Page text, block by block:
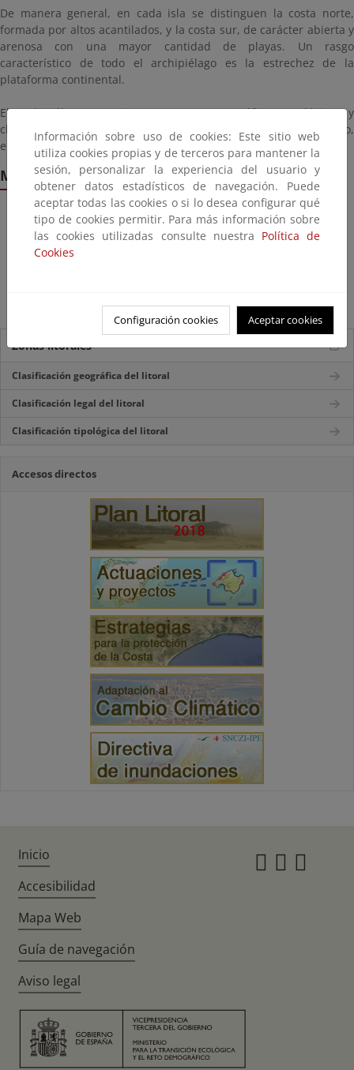
De manera general, en cada isla se distinguen la costa norte,
formada por altos acantilados, y la costa sur, de carácter abierta y
arenosa con una mayor cantidad de playas. Un rasgo
característico de todo el archipiélago es la estrechez de la
plataforma continental.
El archipiélago canario, por razones orográficas, geológicas y
climáticas, presenta ecosistemas únicos en el continente europeo,
enmarcados dentro de la Región Macaronésica.
Más zonas geográficas (clasificación geográfica)
Zona Cantábrica y Galicia
Zona Suratlántica Andaluza
Zona Mediterránea Andaluza
Costa de las Islas Baleares
Zonas litorales
Clasificación geográfica del litoral
Clasificación legal del litoral
Clasificación tipológica del litoral
Accesos directos
Información sobre uso de cookies: Este sitio web
utiliza cookies propias y de terceros para mantener la
sesión, personalizar la experiencia del usuario y
obtener datos estadísticos de navegación. Puede
aceptar todas las cookies o si lo desea configurar qué
tipo de cookies permitir. Para más información sobre
las cookies utilizadas consulte nuestra Política de
Cookies
Configuración cookies Aceptar cookies
Inicio
Accesibilidad
Mapa Web
Guía de navegación
Aviso legal